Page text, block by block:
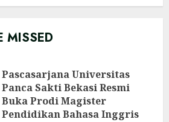
MISSED
Pascasarjana Universitas
Panca Sakti Bekasi Resmi
Buka Prodi Magister
Pendidikan Bahasa Inggris